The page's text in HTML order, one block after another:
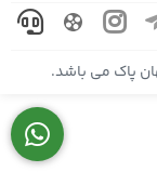
پاک می باشد.